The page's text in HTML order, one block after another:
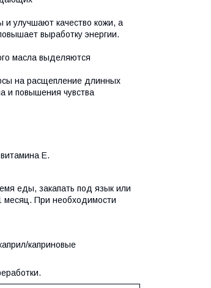
и улучшают качество кожи, а
выработку энергии.
масла выделяются
на расщепление длинных
и повышения чувства
Е.
еды, закапать под язык или
месяц. При необходимости
каприновые